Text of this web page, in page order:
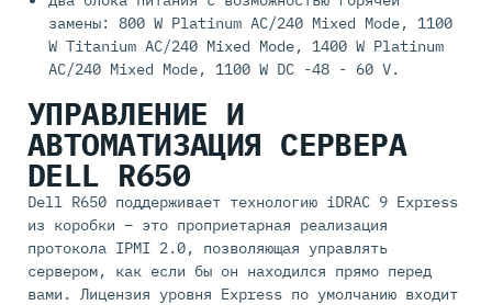
замены: 800 W Platinum AC/240 Mixed Mode, 1100
W Titanium AC/240 Mixed Mode, 1400 W Platinum
AC/240 Mixed Mode, 1100 W DC -48 - 60 V.
УПРАВЛЕНИЕ И
АВТОМАТИЗАЦИЯ СЕРВЕРА
DELL R650
Dell R650 поддерживает технологию iDRAC 9 Express
из коробки – это проприетарная реализация
протокола IPMI 2.0, позволяющая управлять
сервером, как если бы он находился прямо перед
вами. Лицензия уровня Express по умолчанию входит